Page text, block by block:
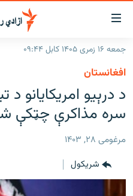
د
لاسرسۍ
وړ
لېنکونه
متن
ته
اصلي
ورتلل
افغانستان
نړۍ
خبرونه
مرکې
اونیزې خپرونې
جمعه ۱۶ زمری ۱۴۰۵ کابل ۰۹:۴۴
افغانستان
د درېیو امریکایانو د
سره مذاکرې چټکې
مرغومی ۲۸, ۱۴۰۳
شريکول